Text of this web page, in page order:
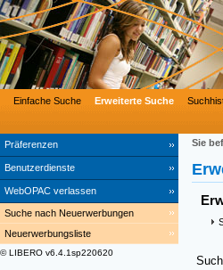
Präferenzen
Benutzerdienste
WebOPAC verlassen
Einfache Suche Erweiterte Suche
Suche nach Neuerwerbungen
Neuerwerbungsliste
© LIBERO v6.4.1sp220620
Sie